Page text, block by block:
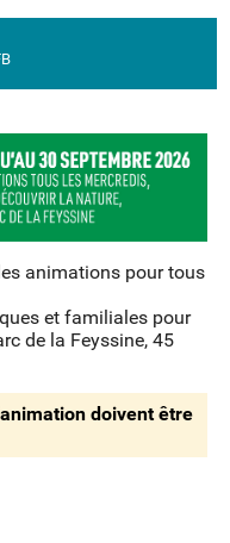
animations pour tous
et familiales pour
de la Feyssine, 45
doivent être